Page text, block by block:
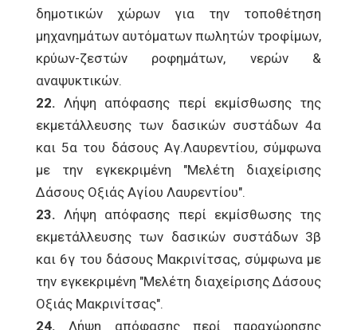
δημοτικών χώρων για την τοποθέτηση
μηχανημάτων αυτόματων πωλητών τροφίμων,
κρύων-ζεστών ροφημάτων, νερών &
αναψυκτικών.
22. Λήψη απόφασης περί εκμίσθωσης της
εκμετάλλευσης των δασικών συστάδων 4α
και 5α του δάσους Αγ.Λαυρεντίου, σύμφωνα
με την εγκεκριμένη "Μελέτη διαχείρισης
Δάσους Οξιάς Αγίου Λαυρεντίου".
23. Λήψη απόφασης περί εκμίσθωσης της
εκμετάλλευσης των δασικών συστάδων 3β
και 6γ του δάσους Μακρινίτσας, σύμφωνα με
την εγκεκριμένη "Μελέτη διαχείρισης Δάσους
Οξιάς Μακρινίτσας".
24. Λήψη απόφασης περί παραχώρησης